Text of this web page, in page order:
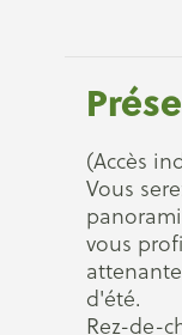
(Accès
Vous
vous
d'été.
Rez-de-